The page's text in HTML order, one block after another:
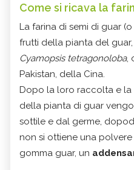
Come si ricava la
La farina di semi di guar
frutti della pianta del
Cyamopsis tetragonoloba,
Pakistan, della Cina.
Dopo la loro raccolta e la
della pianta di guar
sottile e dal germe,
non si ottiene una
gomma guar, un